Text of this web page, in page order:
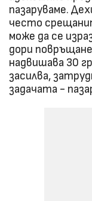
пазаруваме.
често
може да се
дори
надвишава 30
засилва,
задачата -